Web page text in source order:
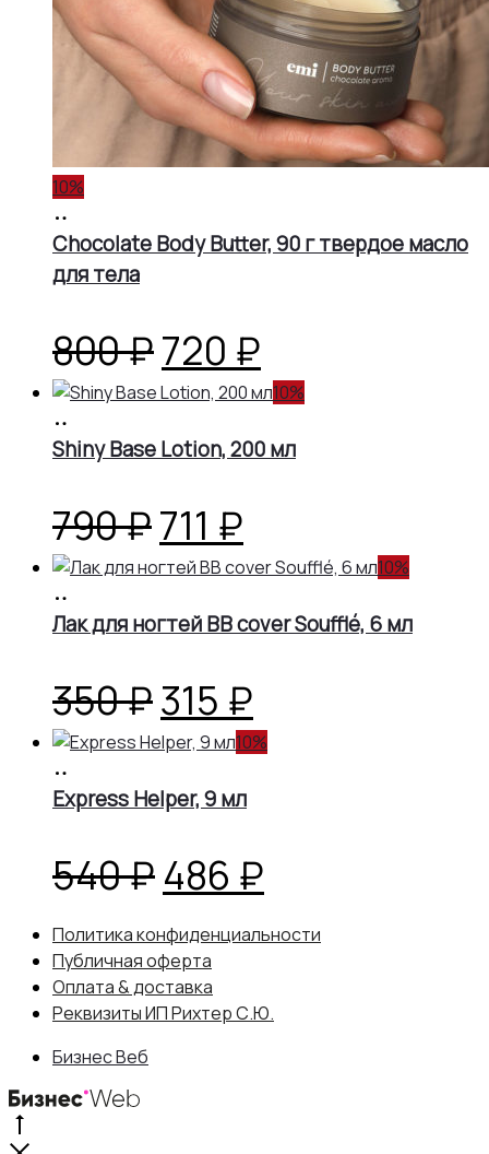
10%
корзину
Chocolate Body Butter, 90 г твердое масло
для тела
800₽Первоначальная
цена
составляла
800 ₽.
720 ₽
цена:
720 ₽.
10%
корзину
Shiny Base Lotion, 200 мл
790₽Первоначальная
цена
составляла
790 ₽.
711 ₽
цена:
711 ₽.
10%
корзину
Лак для ногтей BB cover Soufflé, 6 мл
350₽Первоначальная
цена
составляла
350 ₽.
315 ₽
цена:
10%
корзину
Express Helper, 9 мл
540₽Первоначальная
цена
составляла
486 ₽
цена:
Политика конфиденциальности
Публичная оферта
Оплата & доставка
Реквизиты ИП Рихтер С.Ю.
Бизнес Веб